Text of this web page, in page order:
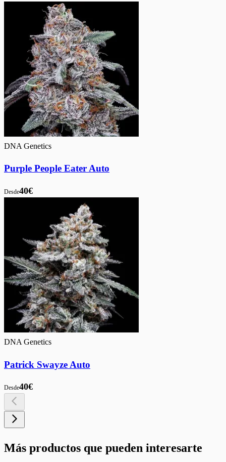
DNA Genetics
Purple People Eater Auto
Desde40€
DNA Genetics
Patrick Swayze Auto
Desde40€
Más productos que pueden interesarte